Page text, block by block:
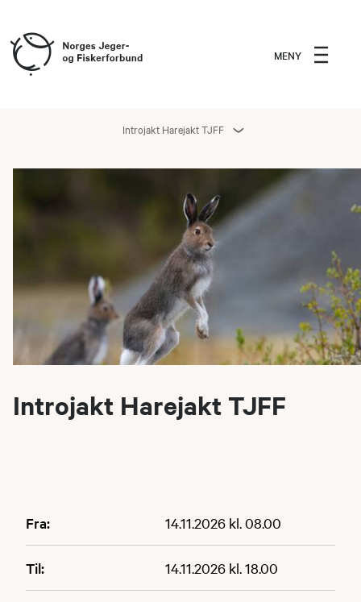
MENY
Introjakt Harejakt TJFF
Introjakt Harejakt TJFF
Fra: 14.11.2026 kl. 08.00
Til: 14.11.2026 kl. 18.00